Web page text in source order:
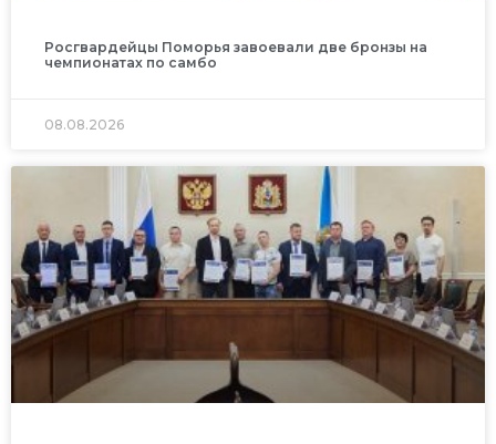
Росгвардейцы Поморья завоевали две бронзы на
чемпионатах по самбо
08.08.2026